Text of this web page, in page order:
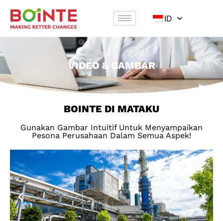
ID
VIDEO & GAMBAR
BOINTE DI MATAKU
Gunakan Gambar Intuitif Untuk Menyampaikan
Pesona Perusahaan Dalam Semua Aspek!